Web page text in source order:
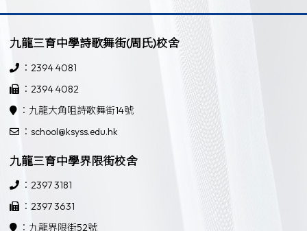
九龍三育中學詩歌舞街(周氏)校舍
：2394 4081
：2394 4082
：九龍大角咀詩歌舞街14號
：school@ksyss.edu.hk
九龍三育中學界限街校舍
：2397 3181
：2397 3631
：九龍界限街52號